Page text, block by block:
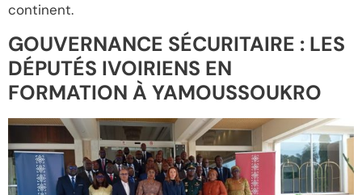
continent.
GOUVERNANCE SÉCURITAIRE : LES
DÉPUTÉS IVOIRIENS EN
FORMATION À YAMOUSSOUKRO